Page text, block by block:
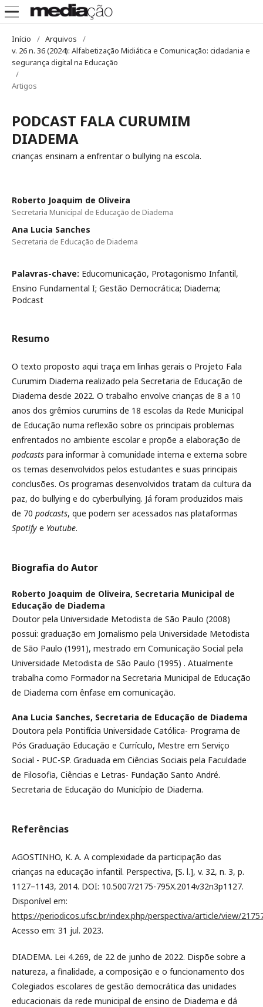
Início / Arquivos
/
v. 26 n. 36 (2024): Alfabetização Midiática e Comunicação: cidadania e
segurança digital na Educação
/
Artigos
PODCAST FALA CURUMIM
DIADEMA
crianças ensinam a enfrentar o bullying na escola.
Roberto Joaquim de Oliveira
Secretaria Municipal de Educação de Diadema
Ana Lucia Sanches
Secretaria de Educação de Diadema
Palavras-chave: Educomunicação, Protagonismo Infantil,
Ensino Fundamental I; Gestão Democrática; Diadema;
Podcast
Resumo
O texto proposto aqui traça em linhas gerais o Projeto Fala
Curumim Diadema realizado pela Secretaria de Educação de
Diadema desde 2022. O trabalho envolve crianças de 8 a 10
anos dos grêmios curumins de 18 escolas da Rede Municipal
de Educação numa reflexão sobre os principais problemas
enfrentados no ambiente escolar e propõe a elaboração de
podcasts para informar à comunidade interna e externa sobre
os temas desenvolvidos pelos estudantes e suas principais
conclusões. Os programas desenvolvidos tratam da cultura da
paz, do bullying e do cyberbullying. Já foram produzidos mais
de 70 podcasts, que podem ser acessados nas plataformas
Spotify e Youtube.
Biografia do Autor
Roberto Joaquim de Oliveira, Secretaria Municipal de
Educação de Diadema
Doutor pela Universidade Metodista de São Paulo (2008)
possui: graduação em Jornalismo pela Universidade Metodista
de São Paulo (1991), mestrado em Comunicação Social pela
Universidade Metodista de São Paulo (1995) . Atualmente
trabalha como Formador na Secretaria Municipal de Educação
de Diadema com ênfase em comunicação.
Ana Lucia Sanches, Secretaria de Educação de Diadema
Doutora pela Pontifícia Universidade Católica- Programa de
Pós Graduação Educação e Currículo, Mestre em Serviço
Social - PUC-SP. Graduada em Ciências Sociais pela Faculdade
de Filosofia, Ciências e Letras- Fundação Santo André.
Secretaria de Educação do Município de Diadema.
Referências
AGOSTINHO, K. A. A complexidade da participação das
crianças na educação infantil. Perspectiva, [S. l.], v. 32, n. 3, p.
1127–1143, 2014. DOI: 10.5007/2175-795X.2014v32n3p1127.
Disponível em:
https://periodicos.ufsc.br/index.php/perspectiva/article/view/
Acesso em: 31 jul. 2023.
DIADEMA. Lei 4.269, de 22 de junho de 2022. Dispõe sobre a
natureza, a finalidade, a composição e o funcionamento dos
Colegiados escolares de gestão democrática das unidades
educacionais da rede municipal de ensino de Diadema e dá